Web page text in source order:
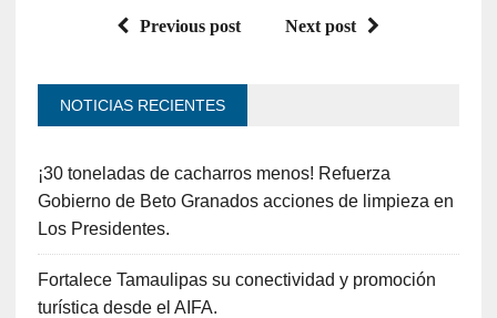
Previous post Next post
NOTICIAS RECIENTES
¡30 toneladas de cacharros menos! Refuerza
Gobierno de Beto Granados acciones de limpieza en
Los Presidentes.
Fortalece Tamaulipas su conectividad y promoción
turística desde el AIFA.